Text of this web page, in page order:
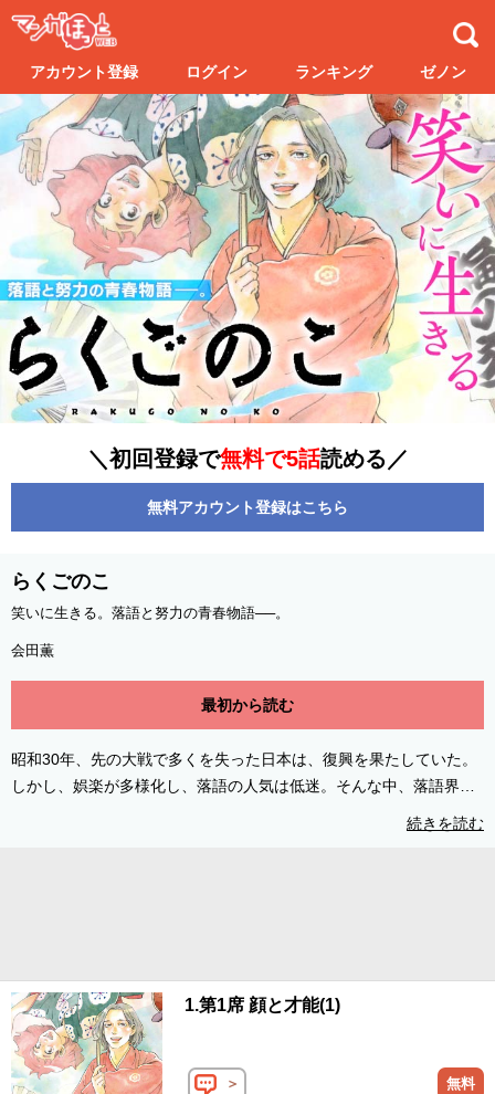
アカウント登録 ログイン ランキング ゼノン
＼初回登録で無料で5話読める／
無料アカウント登録はこちら
らくごのこ
笑いに生きる。落語と努力の青春物語──。
会田薫
最初から読む
昭和30年、先の大戦で多くを失った日本は、復興を果たしていた。
しかし、娯楽が多様化し、落語の人気は低迷。そんな中、落語界に
彗星のごとく現れた美男子・花乃家梅の丞。彼を見るため寄席は連
続きを読む
1.第1席 顔と才能(1)
＞ 無料